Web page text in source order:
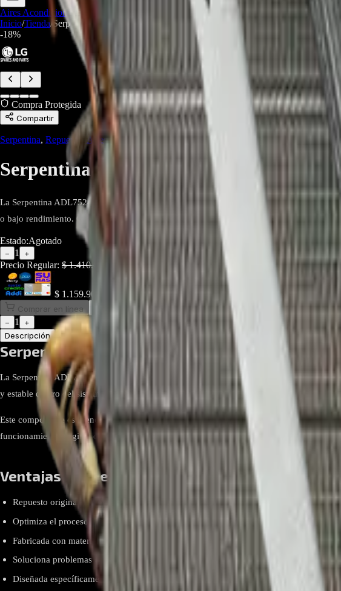
Aires Acondicionados Electrodomesticos Seríe
Inicio/Tienda/ Serpentina ADL75241205 Para Evaporadora AC LG - REP-1960
-18%
Compra Protegida
Compartir
Serpentina, Repuestos Aires Acondicionados Repuestos Línea Blanca Repuestos/
Serpentina ADL75241205 Para
La Serpentina ADL75241205 es un repuesto original para la unidad evaporadora de
o bajo rendimiento. Garantiza eficiencia energética y compatibilidad total.
Estado:Agotado
− 1 +
Precio Regular: $1.410.000
$ 1.159.900
Comprar en línea Comprar y Recoger
Añadir al Carrito
−
1
+
Descripción
Atributos
Serpentina ADL75241205 Para Evaporadora AC LG
La Serpentina ADL75241205 es un repuesto original diseñado para la unidad
y estable dentro del sistema.
Este componente es esencial para el correcto rendimiento del aire acondicionado, y es
funcionamiento original del sistema.
Ventajas y beneficios
Repuesto original LG que asegura compatibilidad total.
Optimiza el proceso de intercambio térmico en la evaporadora.
Fabricada con materiales resistentes para mayor durabilidad.
Soluciona problemas de pérdida de refrigerante o enfriamiento deficiente.
Diseñada específicamente para equipos LG, garantizando eficiencia energética.